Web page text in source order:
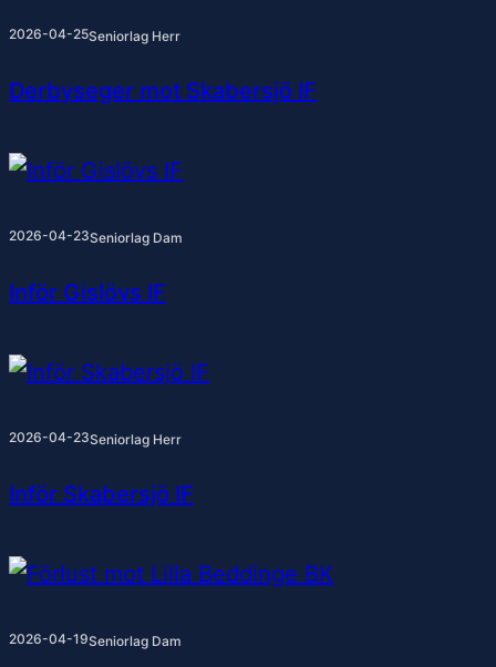
2026-04-25Seniorlag Herr
Derbyseger mot Skabersjö IF
2026-04-23Seniorlag Dam
Inför Gislövs IF
2026-04-23Seniorlag Herr
Inför Skabersjö IF
2026-04-19Seniorlag Dam